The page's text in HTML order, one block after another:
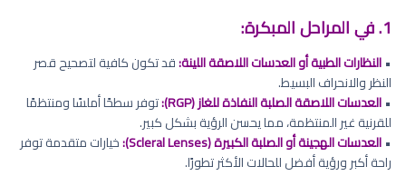
1. في المراحل المبكرة:
•النظارات الطبية أو العدسات اللاصقة اللينة:قد تكون كافية لتصحيح قصر
النظر والانحراف البسيط.
•العدسات اللاصقة الصلبة النفاذة للغاز (RGP):
توفر سطحًا أملسًا ومنتظمًا
للقرنية غير المنتظمة، مما يحسن الرؤية بشكل كبير.
•العدسات الهجينة أو الصلبة الكبيرة (Scleral Lenses):
خيارات متقدمة توفر
راحة أكبر ورؤية أفضل للحالات الأكثر تطورًا.